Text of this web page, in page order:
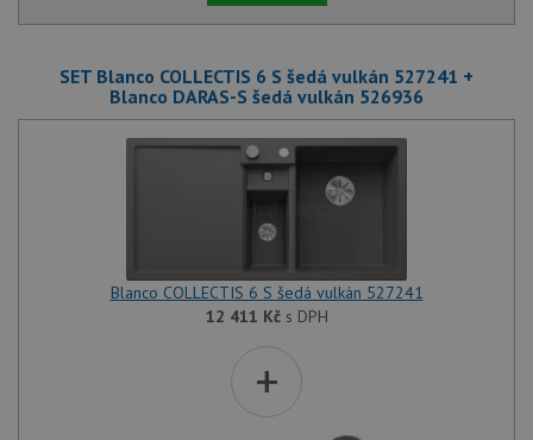
SET Blanco COLLECTIS 6 S šedá vulkán 527241 +
Blanco DARAS-S šedá vulkán 526936
Blanco COLLECTIS 6 S šedá vulkán 527241
12 411 Kčs DPH
+